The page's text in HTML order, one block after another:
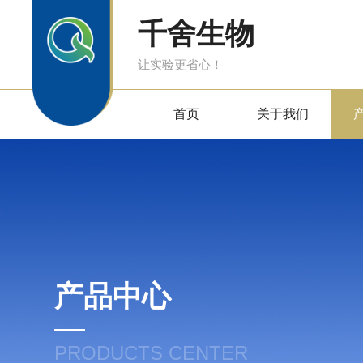
千舍生物
让实验更省心！
首页 关于我们
产品中心
PRODUCTS CENTER